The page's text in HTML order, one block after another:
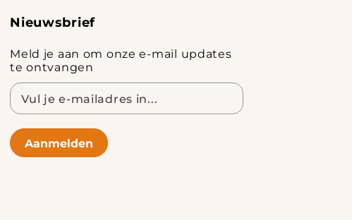
Nieuwsbrief
Meld je aan om onze e-mail updates
te ontvangen
E-
mailadres
Aanmelden